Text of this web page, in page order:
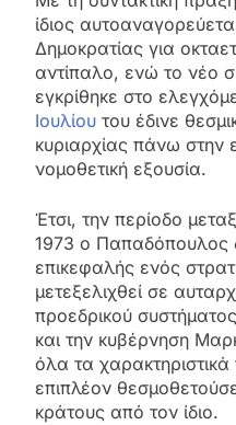
ίδιος
Δημοκρατίας για
αντίπαλο, ενώ το νέο
εγκρίθηκε στο
Ιουλίου του έδινε
κυριαρχίας πάνω στην
νομοθετική εξουσία.
Έτσι, την περίοδο
1973 ο Παπαδόπουλος
επικεφαλής ενός
μετεξελιχθεί σε
προεδρικού
και την κυβέρνηση
όλα τα χαρακτηριστικά
επιπλέον
κράτους από τον ίδιο.